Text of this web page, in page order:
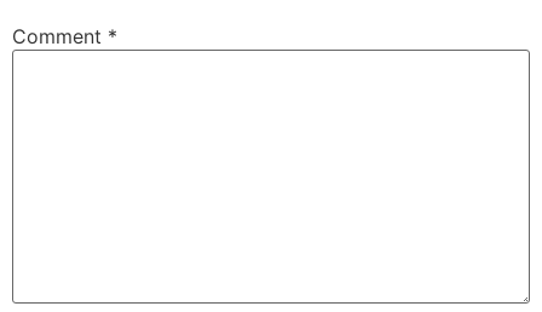
Comment *